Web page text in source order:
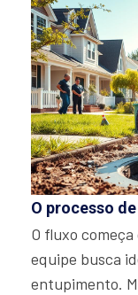
O processo
O fluxo
equipe busca
entupimento.